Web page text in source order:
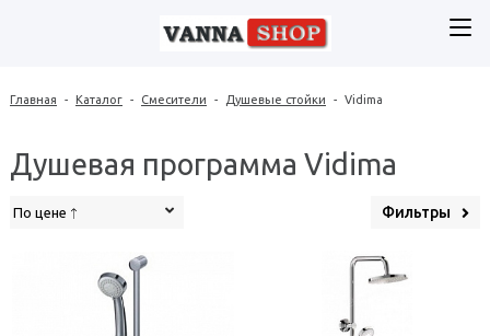
Главная - Каталог - Смесители - Душевые стойки - Vidima
Душевая программа Vidima
По цене Фильтры